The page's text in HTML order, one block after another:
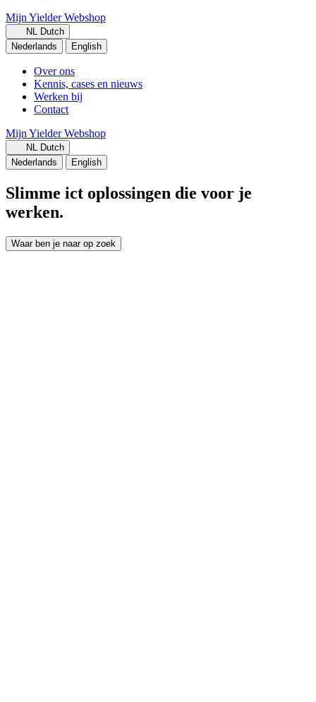
Mijn Yielder Webshop
NL Dutch
Nederlands
English
Over ons
Kennis, cases en nieuws
Werken bij
Contact
Mijn Yielder Webshop
NL Dutch
Nederlands
English
Slimme ict oplossingen die voor je
werken.
Waar ben je naar op zoek